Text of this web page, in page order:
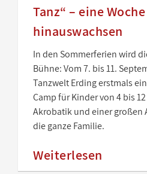
Tanz“ – eine
hinauswachsen
In den Sommerferien wird
Bühne: Vom 7. bis 11.
Tanzwelt Erding erstmals
Camp für Kinder von 4 bis
Akrobatik und einer großen
die ganze Familie.
Weiterlesen